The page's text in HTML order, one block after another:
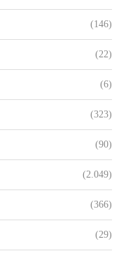
(146)
(22)
(6)
(323)
(90)
(2.049)
(366)
(29)